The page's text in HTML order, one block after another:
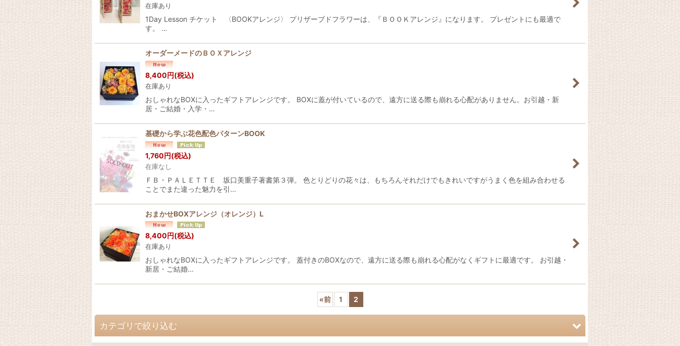
在庫あり
1Day Lesson チケット 〈BOOKアレンジ〉 プリザーブドフラワーは、『ＢＯＯＫアレンジ』になります。 プレゼントにも最適で
す。 …
オーダーメードのＢＯＸアレンジ
8,400円(税込)
在庫あり
おしゃれなBOXに入ったギフトアレンジです。 BOXに蓋が付いているので、遠方に送る際も崩れる心配がありません。お引越・新
居・ご結婚・入学・…
基礎から学ぶ花色配色パターンBOOK
1,760円(税込)
在庫なし
ＦＢ・ＰＡＬＥＴＴＥ 坂口美重子著書第３弾。 色とりどりの花々は、もちろんそれだけでもきれいですがうまく色を組み合わせる
ことでまた違った魅力を引…
おまかせBOXアレンジ（オレンジ）L
8,400円(税込)
在庫あり
おしゃれなBOXに入ったギフトアレンジです。 蓋付きのBOXなので、遠方に送る際も崩れる心配がなくギフトに最適です。 お引越・
新居・ご結婚…
«前 1 2
カテゴリで絞り込む